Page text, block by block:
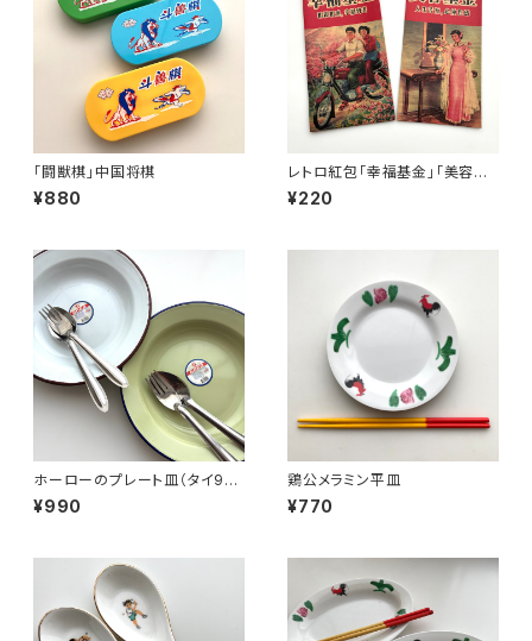
「闘獣棋」中国将棋
¥880
レトロ紅包「幸福基金」「美容基
金」セット
¥220
ホーローのプレート皿（タイ90
年代製デッドストック）
¥990
鶏公メラミン平皿
¥770